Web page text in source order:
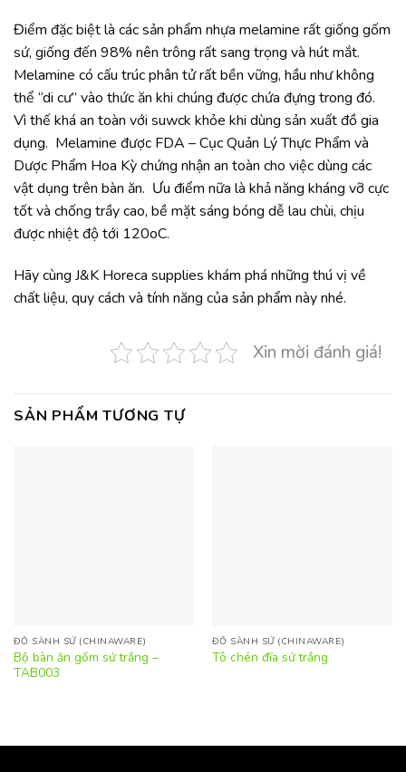
Điểm đặc biệt là các sản phẩm nhựa melamine rất giống gốm
sứ, giống đến 98% nên trông rất sang trọng và hút mắt.
Melamine có cấu trúc phân tử rất bền vững, hầu như không
thể “di cư” vào thức ăn khi chúng được chứa đựng trong đó.
Vì thế khá an toàn với suwck khỏe khi dùng sản xuất đồ gia
dụng. Melamine được FDA – Cục Quản Lý Thực Phẩm và
Dược Phẩm Hoa Kỳ chứng nhận an toàn cho việc dùng các
vật dụng trên bàn ăn. Ưu điểm nữa là khả năng kháng vỡ cực
tốt và chống trầy cao, bề mặt sáng bóng dễ lau chùi, chịu
được nhiệt độ tới 120oC.
Hãy cùng J&K Horeca supplies khám phá những thú vị về
chất liệu, quy cách và tính năng của sản phẩm này nhé.
Xin mời đánh giá!
SẢN PHẨM TƯƠNG TỰ
ĐỒ SÀNH SỨ (CHINAWARE)
Bộ bàn ăn gốm sứ trắng –
TAB003
ĐỒ SÀNH SỨ (CHINAWARE)
Tô chén đĩa sứ trắng